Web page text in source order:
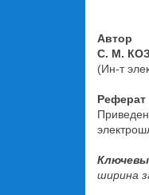
Автор
С. М.
(Ин-т
Реферат
ширина